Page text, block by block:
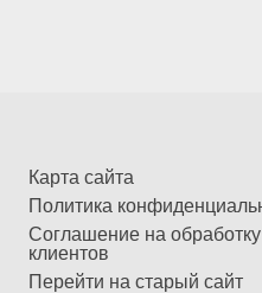
Карта сайта
Политика
Соглашение на
клиентов
Перейти на старый сайт